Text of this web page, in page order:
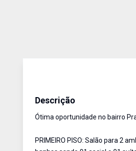
Descrição
Ótima oportunidade no bairro
PRIMEIRO PISO: Salão para 2